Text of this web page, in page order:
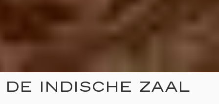
DE INDISCHE ZAAL